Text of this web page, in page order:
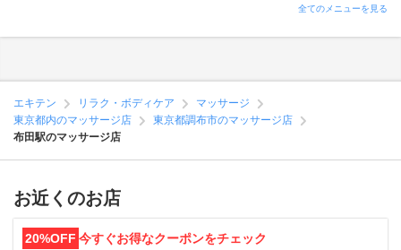
全てのメニューを見る
エキテン リラク・ボディケア
マッサージ
東京都内のマッサージ店
東京都調布市のマッサージ店
布田駅のマッサージ店
お近くのお店
20%OFF 今すぐお得なクーポンをチェック